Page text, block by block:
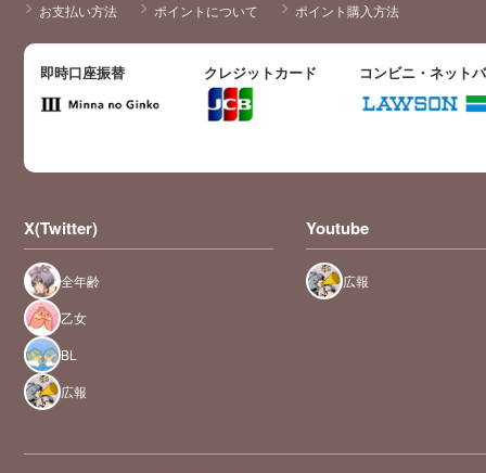
お支払い方法 ポイントについて ポイント購入方法
即時口座振替 クレジットカード コンビニ・ネット
X(Twitter)
全年齢
乙女
BL
広報
Youtube
広報